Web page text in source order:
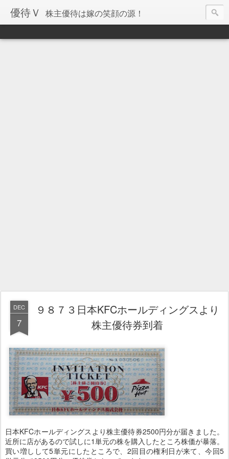
優待Ｖ 株主優待は嫁の笑顔の源！
DEC
7
９８７３日本KFCホールディングスより
株主優待券到着
日本KFCホールディングスより株主優待券2500円分が届きました。
近所に店があるので試しに1単元の株を購入したところ株価が暴落。
買い増しして5単元にしたところで、2回目の権利日が来て、今回5